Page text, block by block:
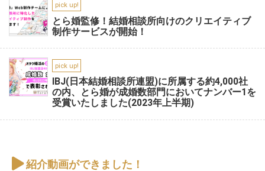
pick up!
とら婚監修！結婚相談所向けのクリエイティブ
制作サービスが開始！
pick up!
IBJ(日本結婚相談所連盟)に所属する約4,000社
の内、とら婚が成婚数部門においてナンバー1を
受賞いたしました(2023年上半期)
紹介動画ができました！